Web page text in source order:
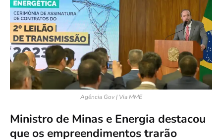
Agência Gov | Via MME
Ministro de Minas e Energia destacou
que os empreendimentos trarão